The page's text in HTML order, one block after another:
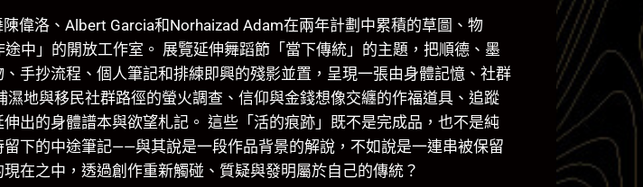
偉洛、Albert Garcia和Norhaizad Adam在兩年計劃中累積的草圖、物
中」的開放工作室。 展覽延伸舞蹈節「當下傳統」的主題，把順德、墨
手抄流程、個人筆記和排練即興的殘影並置，呈現一張由身體記憶、社群
地與移民社群路徑的螢火調查、信仰與金錢想像交纏的作福道具、追蹤
出的身體譜本與欲望札記。 這些「活的痕跡」既不是完成品，也不是純
下的中途筆記——與其說是一段作品背景的解說，不如說是一連串被保留
在之中，透過創作重新觸碰、質疑與發明屬於自己的傳統？